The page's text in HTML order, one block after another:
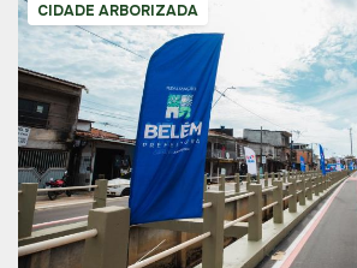
CIDADE ARBORIZADA